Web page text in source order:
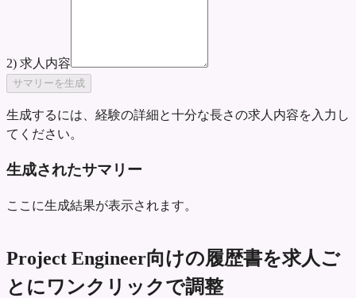
2) 求人内容
サマリーを生成
生成するには、経験の詳細と十分な長さの求人内容を入力し
てください。
生成されたサマリー
ここに生成結果が表示されます。
Project Engineer向けの履歴書を求人ご
とにワンクリックで調整